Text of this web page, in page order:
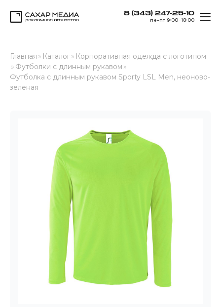
8 (343) 247-25-10
пн–пт 9:00–18:00
Главная » Каталог» Корпоративная одежда с логотипом
» Футболки с длинным рукавом »
Футболка с длинным рукавом Sporty LSL Men, неоново-
зеленая